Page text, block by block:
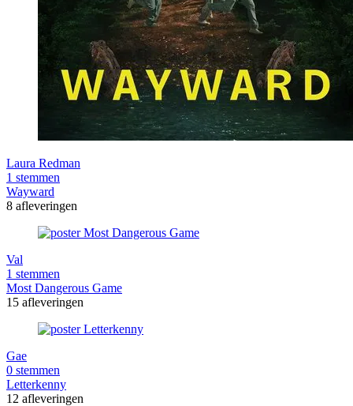
Laura Redman
1 stemmen
Wayward
8 afleveringen
Val
1 stemmen
Most Dangerous Game
15 afleveringen
Gae
0 stemmen
Letterkenny
12 afleveringen